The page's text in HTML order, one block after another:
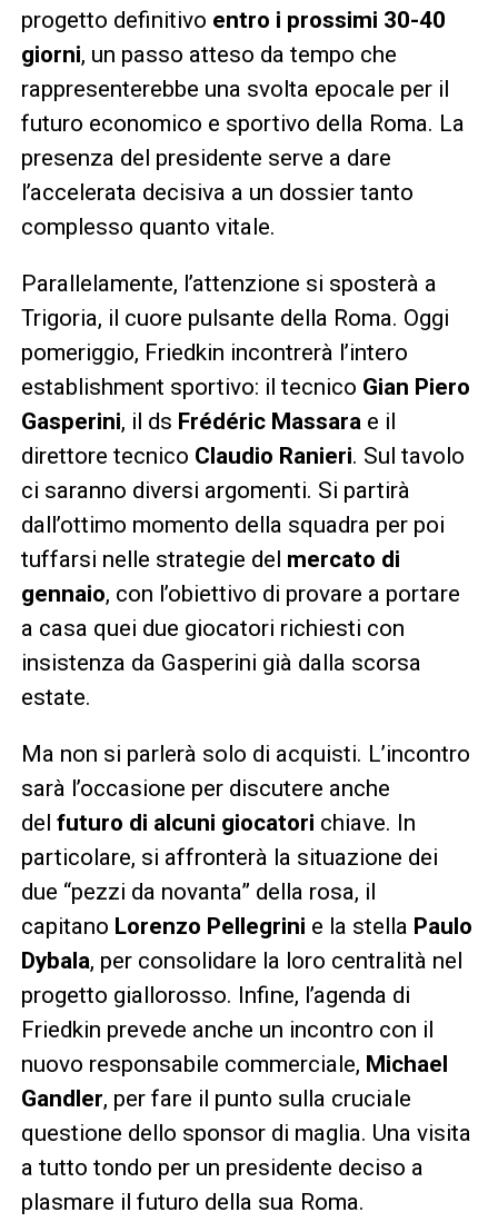
progetto definitivo entro i prossimi 30-40
giorni, un passo atteso da tempo che
rappresenterebbe una svolta epocale per il
futuro economico e sportivo della Roma. La
presenza del presidente serve a dare
l’accelerata decisiva a un dossier tanto
complesso quanto vitale.
Parallelamente, l’attenzione si sposterà a
Trigoria, il cuore pulsante della Roma. Oggi
pomeriggio, Friedkin incontrerà l’intero
establishment sportivo: il tecnico Gian Piero
Gasperini, il ds Frédéric Massarae il
direttore tecnico Claudio Ranieri. Sul tavolo
ci saranno diversi argomenti. Si partirà
dall’ottimo momento della squadra per poi
tuffarsi nelle strategie del mercato di
gennaio, con l’obiettivo di provare a portare
a casa quei due giocatori richiesti con
insistenza da Gasperini già dalla scorsa
estate.
Ma non si parlerà solo di acquisti. L’incontro
sarà l’occasione per discutere anche
del futuro di alcuni giocatori chiave. In
particolare, si affronterà la situazione dei
due “pezzi da novanta” della rosa, il
capitano Lorenzo Pellegrini e la stella Paulo
Dybala, per consolidare la loro centralità nel
progetto giallorosso. Infine, l’agenda di
Friedkin prevede anche un incontro con il
nuovo responsabile commerciale, Michael
Gandler, per fare il punto sulla cruciale
questione dello sponsor di maglia. Una visita
a tutto tondo per un presidente deciso a
plasmare il futuro della sua Roma.